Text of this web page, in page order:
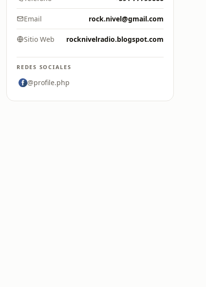
Email rock.nivel@gmail.com
Sitio Web rocknivelradio.blogspot.com
REDES SOCIALES
@profile.php